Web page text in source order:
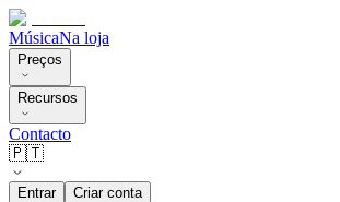
MúsicaNa loja
Preços
Recursos
Contacto
🇵🇹
Entrar Criar conta